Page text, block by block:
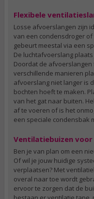
Flexibele
Losse afvoerslangen zijn
van een condensdroger
gebeurt meestal via een
De luchtafvoerslang
Doordat de
verschillende manieren
afvoerslang niet langer is
bochten hoeft te maken.
van het gat naar buiten.
af te voeren of is het
een speciale condensbak
Ventilatiebuizen
Ben je van plan om een
Of wil je jouw huidige
verplaatsen? Met
overal naar toe wordt
ervoor te zorgen dat de